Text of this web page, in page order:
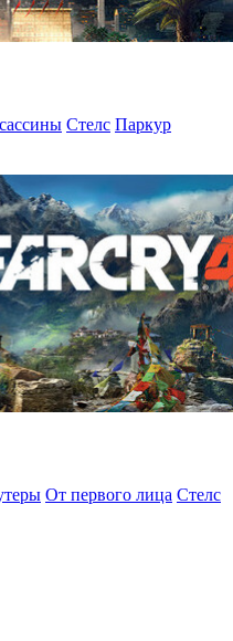
Стелс Паркур
От первого лица Стелс